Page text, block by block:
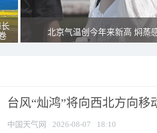
长
北京气温创今年来新高 焖蒸
台风“灿鸿”将向西北方向移
中国天气网 2026-08-07 18:10